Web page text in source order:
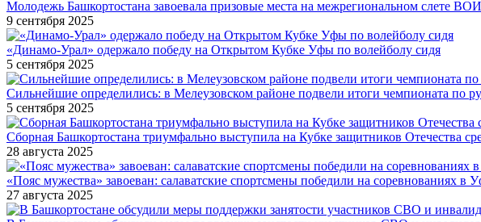
Молодежь Башкортостана завоевала призовые места на межрегиональном слете
9 сентября 2025
«Динамо-Урал» одержало победу на Открытом Кубке Уфы по волейболу сидя
5 сентября 2025
Сильнейшие определились: в Мелеузовском районе подвели итоги чемпионата по
5 сентября 2025
Сборная Башкортостана триумфально выступила на Кубке защитников Отечества
28 августа 2025
«Пояс мужества» завоеван: салаватские спортсмены победили на соревнованиях в
27 августа 2025